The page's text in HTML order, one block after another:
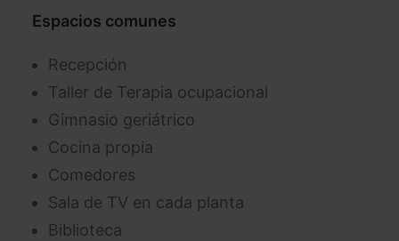
Espacios comunes
Recepción
Taller de Terapia ocupacional
Gimnasio geriátrico
Cocina propia
Comedores
Sala de TV en cada planta
Biblioteca